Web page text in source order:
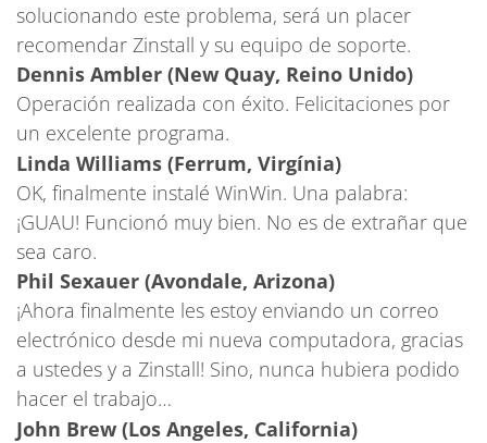
solucionando este problema, será un placer
recomendar Zinstall y su equipo de soporte.
Dennis Ambler (New Quay, Reino Unido)
Operación realizada con éxito. Felicitaciones por
un excelente programa.
Linda Williams (Ferrum, Virgínia)
OK, finalmente instalé WinWin. Una palabra:
¡GUAU! Funcionó muy bien. No es de extrañar que
sea caro.
Phil Sexauer (Avondale, Arizona)
¡Ahora finalmente les estoy enviando un correo
electrónico desde mi nueva computadora, gracias
a ustedes y a Zinstall! Sino, nunca hubiera podido
hacer el trabajo…
John Brew (Los Angeles, California)